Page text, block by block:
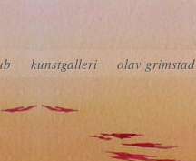
kunstgalleri olav grimstad